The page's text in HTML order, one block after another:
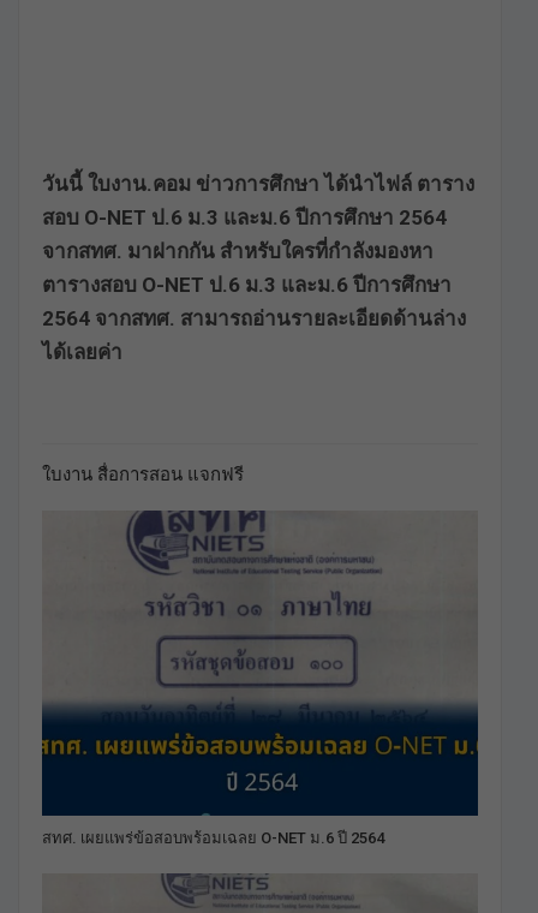
วันนี้ ใบงาน.คอม ข่าวการศึกษา ได้นำไฟล์ ตาราง
สอบ O-NET ป.6 ม.3 และม.6 ปีการศึกษา 2564
จากสทศ. มาฝากกัน สำหรับใครที่กำลังมองหา
ตารางสอบ O-NET ป.6 ม.3 และม.6 ปีการศึกษา
2564 จากสทศ. สามารถอ่านรายละเอียดด้านล่าง
ได้เลยค่า
ใบงาน สื่อการสอน แจกฟรี
สทศ. เผยแพร่ข้อสอบพร้อมเฉลย O-NET ม.6 ปี 2564